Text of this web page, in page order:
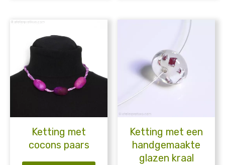
Ketting met
cocons paars
Ketting met een
handgemaakte
glazen kraal